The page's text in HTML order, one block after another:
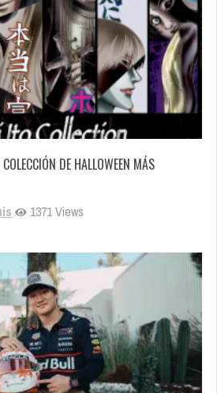
DE HALLOWEEN MÁS
1371 Views